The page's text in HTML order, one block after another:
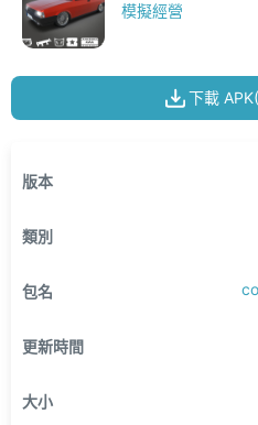
模擬經營
下載
版本
類別
包名
更新時間
大小